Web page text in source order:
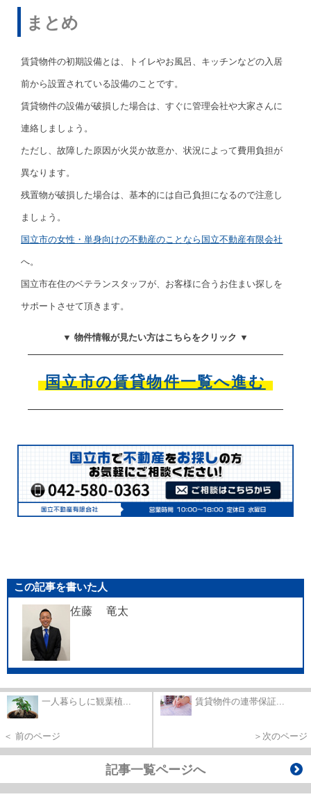
まとめ
賃貸物件の初期設備とは、トイレやお風呂、キッチンなどの入居
前から設置されている設備のことです。
賃貸物件の設備が破損した場合は、すぐに管理会社や大家さんに
連絡しましょう。
ただし、故障した原因が火災か故意か、状況によって費用負担が
異なります。
残置物が破損した場合は、基本的には自己負担になるので注意し
ましょう。
国立市の女性・単身向けの不動産のことなら国立不動産有限会社
へ。
国立市在住のベテランスタッフが、お客様に合うお住まい探しを
サポートさせて頂きます。
▼ 物件情報が見たい方はこちらをクリック ▼
国立市の賃貸物件一覧へ進む
この記事を書いた人
佐藤 竜太
一人暮らしに観葉植...
＜ 前のページ
賃貸物件の連帯保証...
＞次のページ
記事一覧ページへ